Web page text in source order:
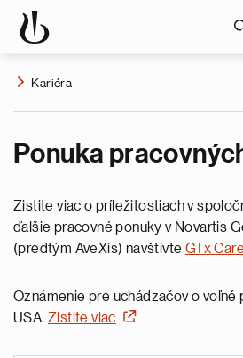
Kariéra
Ponuka
Zistite viac o príležitostiach v
ďalšie pracovné ponuky v Novartis
(predtým AveXis) navštívte GTx
Oznámenie pre uchádzačov o voľné
USA. Zistite viac